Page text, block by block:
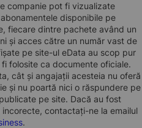
companie pot fi vizualizate
disponibile pe
fiecare dintre pachete având un
și acces către un număr vast de
pe site-ul eData au scop pur
folosite ca documente oficiale.
cât și angajații acesteia nu oferă
și nu poartă nici o răspundere pe
pe site. Dacă au fost
contactați-ne la emailul
.